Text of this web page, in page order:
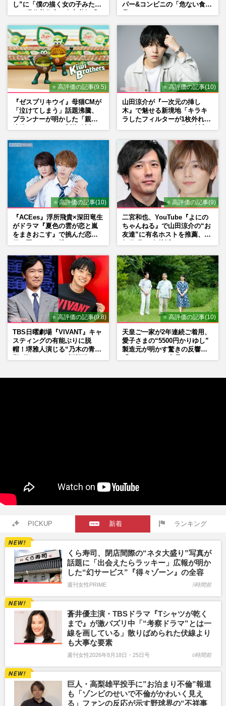
し”に「僕の描く女の子みた
パー&コンビニの「危ない食
⭐ 高評価の記事(9.5)
『ゼスプリキウイ』母猫CMが
「泣けてしまう」話題沸騰、
プランナーが明かした「親に
⭐ 高評価の記事(10)
山田涼介が『一次元の挿し
木』で魅せる新境地「キラキ
ラしたフィルターが1枚外れて
⭐ 高評価の記事(10)
『ACEes』浮所飛貴×深田竜生
がドラマ『夏色の雲が恋と嵐
をまきおこす』で挑んだ恋人
⭐ 高評価の記事(9)
二宮和也、YouTube『よにの
ちゃんねる』で山田涼介の“お
友達”に有名ホストを推薦、歌
⭐ 高評価の記事(9.8)
TBS日曜劇場『VIVANT』キャ
スティングの有能ぶりに脱
帽！堺雅人演じる“乃木の青年
⭐ 高評価の記事(10)
天皇ご一家が2年連続ご着用、
愛子さまの“5500円かりゆし”
製造元が明かす驚きの反響
PICKUP 新着 ランキング
くら寿司、閉店間際の“ネタ大盛り”写真が
話題に「出会えたらラッキー」広報が明か
した“幻サービス”『得々ゾーン』の全容
週刊女性PRIME 5時間前
蒼井優主演・TBSドラマ『Tシャツが乾く
まで』が激バズリ中「“考察ドラマ”とは一
線を画している」散りばめられた伏線より
も大事な要素
週刊女性2026年8月18日・25日号 6時間前
巨人・高梨雄平投手に”お泊まり不倫”報道
も「ゾンビのせいで不倫がかわいく見え
る」ファンの反応が示す野球界の“不祥事